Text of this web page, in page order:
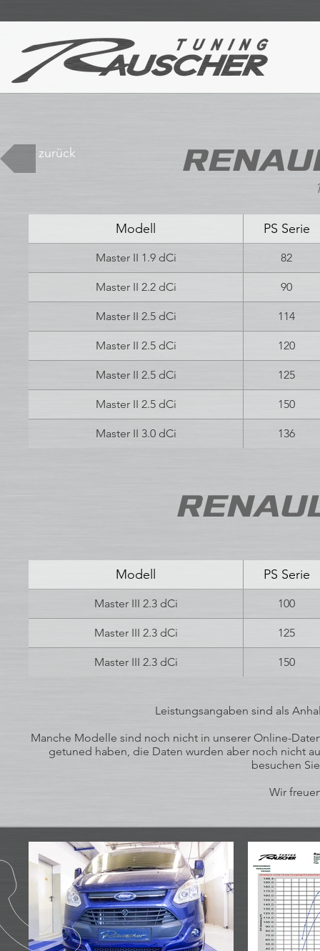
Modell PS Serie
Master II 1.9 dCi 82
Master II 2.2 dCi 90
Master II 2.5 dCi 114
Master II 2.5 dCi 120
Master II 2.5 dCi 125
Master II 2.5 dCi 150
Master II 3.0 dCi 136
Modell PS Serie
Master III 2.3 dCi 100
Master III 2.3 dCi 125
Master III 2.3 dCi 150
Leistungsangaben sind als
Manche Modelle sind noch nicht in unserer Online-
getuned haben, die Daten wurden aber noch nicht
besuchen
Wir
zurück